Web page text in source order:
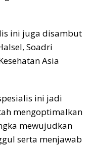
ini juga disambut
Soadri
Asia
ini jadi
mengoptimalkan
mewujudkan
serta menjawab